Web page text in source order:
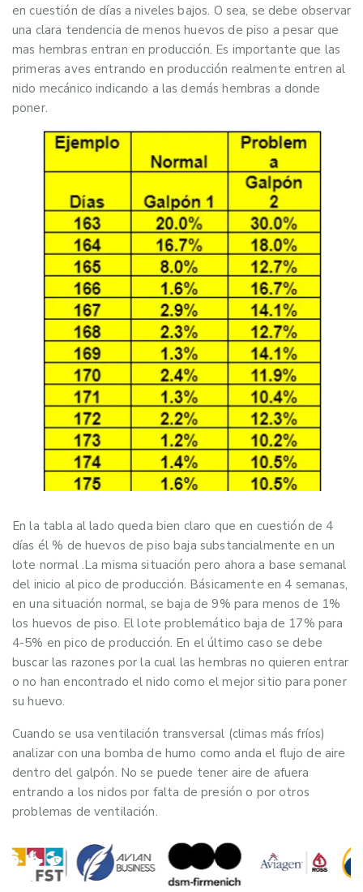
en cuestión de días a niveles bajos. O sea, se debe observar
una clara tendencia de menos huevos de piso a pesar que
mas hembras entran en producción. Es importante que las
primeras aves entrando en producción realmente entren al
nido mecánico indicando a las demás hembras a donde
poner.
En la tabla al lado queda bien claro que en cuestión de 4
días él % de huevos de piso baja substancialmente en un
lote normal .La misma situación pero ahora a base semanal
del inicio al pico de producción. Básicamente en 4 semanas,
en una situación normal, se baja de 9% para menos de 1%
los huevos de piso. El lote problemático baja de 17% para
4-5% en pico de producción. En el último caso se debe
buscar las razones por la cual las hembras no quieren entrar
o no han encontrado el nido como el mejor sitio para poner
su huevo.
Cuando se usa ventilación transversal (climas más fríos)
analizar con una bomba de humo como anda el flujo de aire
dentro del galpón. No se puede tener aire de afuera
entrando a los nidos por falta de presión o por otros
problemas de ventilación.